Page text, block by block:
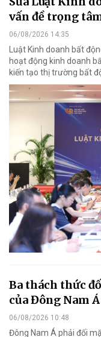
vấn đề trọng
06/08/2026 14:35
Luật Kinh doanh bất
hoạt động kinh doanh
kiến tạo thị trường bất
Ba thách thức
của Đông Nam Á
06/08/2026 10:48
Đông Nam Á phải đối